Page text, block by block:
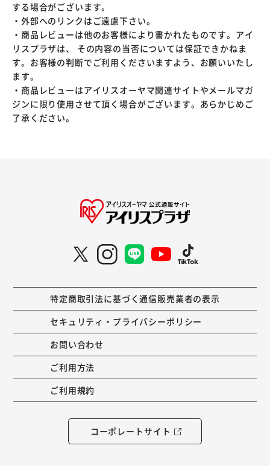
する場合がございます。
・外部へのリンクはご遠慮下さい。
・商品レビューは他のお客様により書かれたものです。アイ
リスプラザは、 その内容の当否については保証できかねま
す。お客様の判断でご利用くださいますよう、お願いいたし
ます。
・商品レビューはアイリスオーヤマ関連サイトやメールマガ
ジンに限り使用させて頂く場合がございます。あらかじめご
了承ください。
特定商取引法に基づく通信販売業者の表示
セキュリティ・プライバシーポリシー
お問い合わせ
ご利用方法
ご利用規約
コーポレートサイト